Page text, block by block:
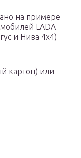
на примере
LADA
и Нива 4х4)
картон) или